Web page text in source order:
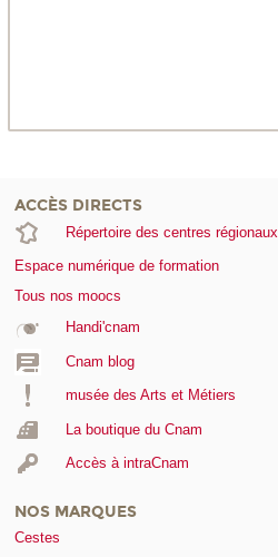
ACCÈS DIRECTS
Répertoire des centres régionaux
Espace numérique de formation
Tous nos moocs
Handi'cnam
Cnam blog
musée des Arts et Métiers
La boutique du Cnam
Accès à intraCnam
NOS MARQUES
Cestes